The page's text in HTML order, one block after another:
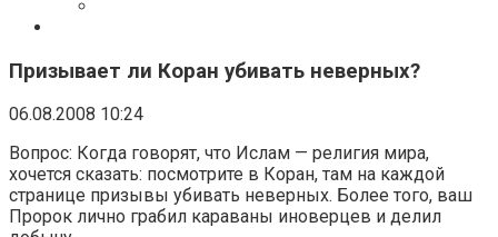
Призывает ли Коран убивать неверных?
06.08.2008 10:24
Вопрос: Когда говорят, что Ислам — религия мира,
хочется сказать: посмотрите в Коран, там на каждой
странице призывы убивать неверных. Более того, ваш
Пророк лично грабил караваны иноверцев и делил